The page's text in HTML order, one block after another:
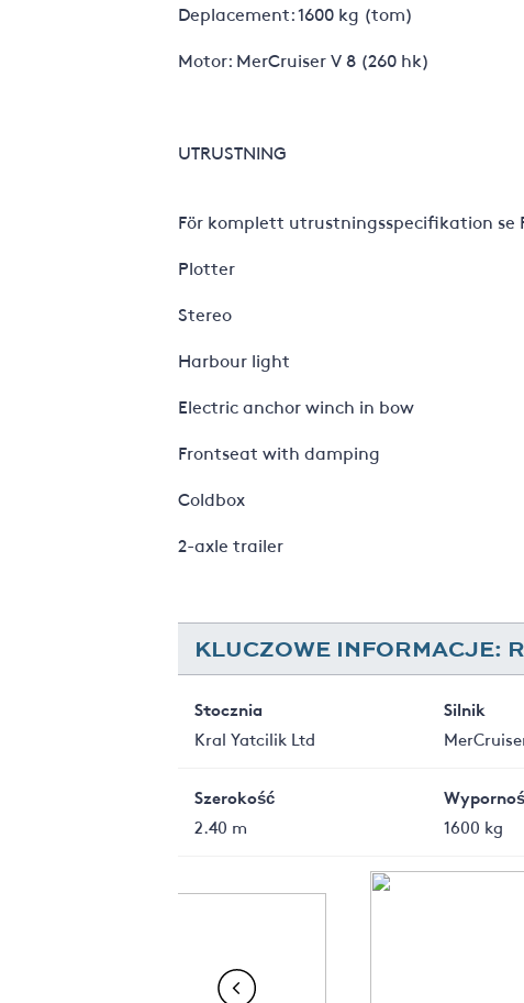
Deplacement: 1600 kg (tom)
Motor: MerCruiser V 8 (260 hk)
UTRUSTNING
För komplett utrustningsspecifikation se
Plotter
Stereo
Harbour light
Electric anchor winch in bow
Frontseat with damping
Coldbox
2-axle trailer
KLUCZOWE INFORMACJE:
Stocznia
Kral Yatcilik Ltd
Silnik
Szerokość
2.40 m
1600 kg